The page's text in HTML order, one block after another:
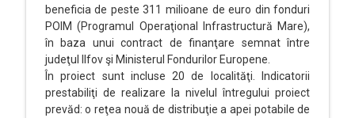
beneficia de peste 311 milioane de euro din fonduri
POIM (Programul Operaţional Infrastructură Mare),
în baza unui contract de finanţare semnat între
judeţul Ilfov şi Ministerul Fondurilor Europene.
În proiect sunt incluse 20 de localităţi. Indicatorii
prestabiliţi de realizare la nivelul întregului proiect
prevăd: o reţea nouă de distribuţie a apei potabile de